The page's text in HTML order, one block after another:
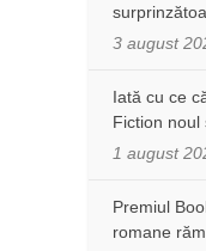
3 august
Iată cu ce
Fiction noul
1 august
Premiul
romane